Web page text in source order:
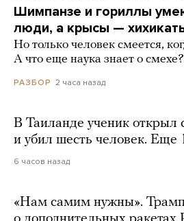
Шимпанзе и гориллы
люди, а крысы —
Но только человек смеется,
А что еще наука знает о смехе?
РАЗБОР 2 часа назад
В Таиланде ученик открыл
и убил шесть человек. Еще
6 часов назад
«Нам самим нужны».